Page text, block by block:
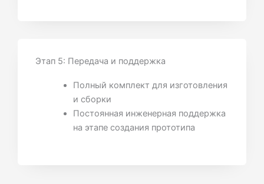
Этап 5: Передача и поддержка
Полный комплект для изготовления
и сборки
Постоянная инженерная поддержка
на этапе создания прототипа